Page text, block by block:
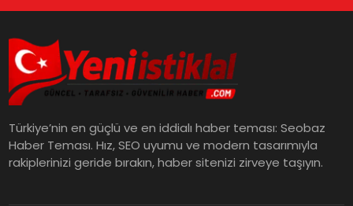
Türkiye’nin en güçlü ve en iddialı haber teması: Seobaz
Haber Teması. Hız, SEO uyumu ve modern tasarımıyla
rakiplerinizi geride bırakın, haber sitenizi zirveye taşıyın.